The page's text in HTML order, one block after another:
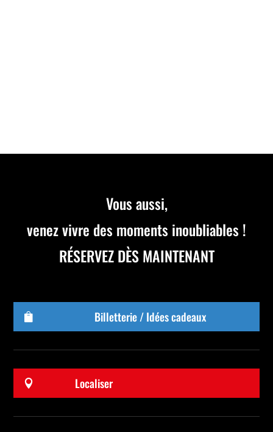
Vous aussi,
venez vivre des moments inoubliables !
RÉSERVEZ DÈS MAINTENANT
 Billetterie / Idées cadeaux
 Localiser